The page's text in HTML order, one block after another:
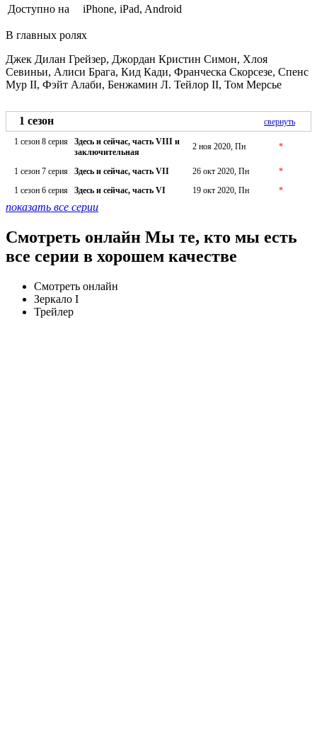
Доступно на
iPhone, iPad, Android
В главных ролях
Джек Дилан Грейзер, Джордан Кристин Симон, Хлоя
Севиньи, Алиси Брага, Кид Кади, Франческа Скорсезе, Спенс
Мур II, Фэйт Алаби, Бенжамин Л. Тейлор II, Том Мерсье
1 сезон
свернуть
1 сезон 8 серия
Здесь и сейчас, часть VIII и
заключительная
2 ноя 2020, Пн *
1 сезон 7 серия Здесь и сейчас, часть VII 26 окт 2020, Пн
*
1 сезон 6 серия
Здесь и сейчас, часть VI 19 окт 2020, Пн *
показать все серии
Смотреть онлайн Мы те, кто мы есть
все серии в хорошем качестве
Смотреть онлайн
Зеркало I
Трейлер